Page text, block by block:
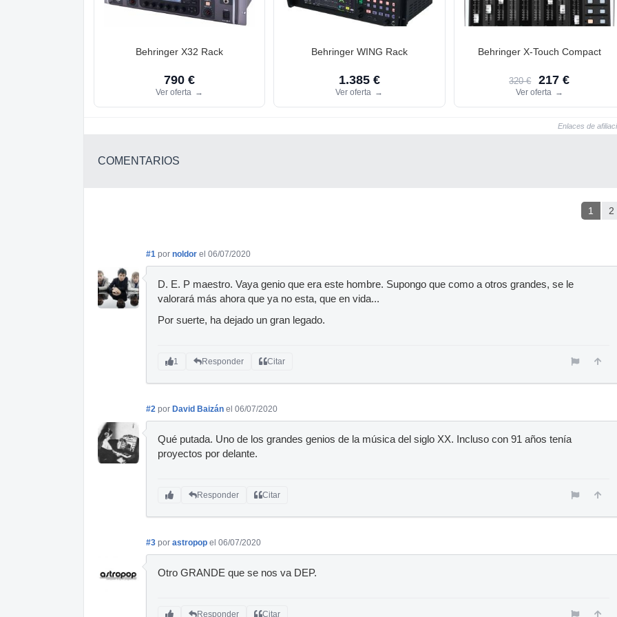
Behringer X32 Rack
790 €
Ver oferta →
Behringer WING Rack
1.385 €
Ver oferta →
Behringer X-Touch Compact
320 € 217 €
Ver oferta →
Enlaces de
COMENTARIOS
1 2
#1 por noldor el 06/07/2020
D. E. P maestro. Vaya genio que era este hombre. Supongo que como a otros grandes, se le
valorará más ahora que ya no esta, que en vida...
Por suerte, ha dejado un gran legado.
1 Responder Citar
#2 por David Baizán el 06/07/2020
Qué putada. Uno de los grandes genios de la música del siglo XX. Incluso con 91 años tenía
proyectos por delante.
Responder Citar
#3 por astropop el 06/07/2020
Otro GRANDE que se nos va DEP.
Responder Citar